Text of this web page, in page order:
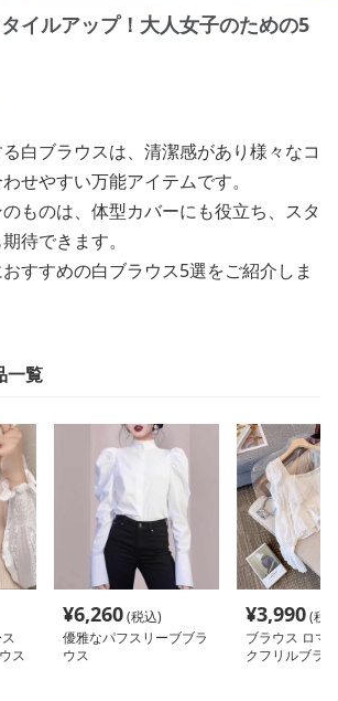
イルアップ！大人女子のための5
白ブラウスは、清潔感があり様々なコ
せやすい万能アイテムです。
ものは、体型カバーにも役立ち、スタ
待できます。
すすめの白ブラウス5選をご紹介しま
一覧
ス
¥6,260(税込)
優雅なパフスリーブブラ
ウス
¥3,990(税
ブラウス ロマ
クフリルブラ